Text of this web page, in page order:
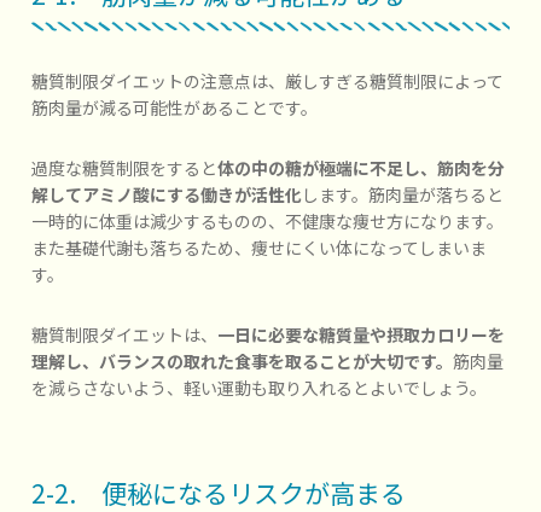
糖質制限ダイエットの注意点は、厳しすぎる糖質制限によって
筋肉量が減る可能性があることです。
過度な糖質制限をすると体の中の糖が極端に不足し、筋肉を分
解してアミノ酸にする働きが活性化します。筋肉量が落ちると
一時的に体重は減少するものの、不健康な痩せ方になります。
また基礎代謝も落ちるため、痩せにくい体になってしまいま
す。
糖質制限ダイエットは、 一日に必要な糖質量や摂取カロリーを
理解し、バランスの取れた食事を取ることが大切です。筋肉量
を減らさないよう、軽い運動も取り入れるとよいでしょう。
2-2. 便秘になるリスクが高まる